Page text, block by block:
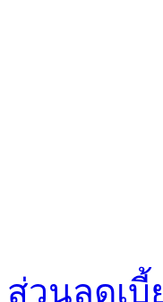
ส่วนลดเบี้